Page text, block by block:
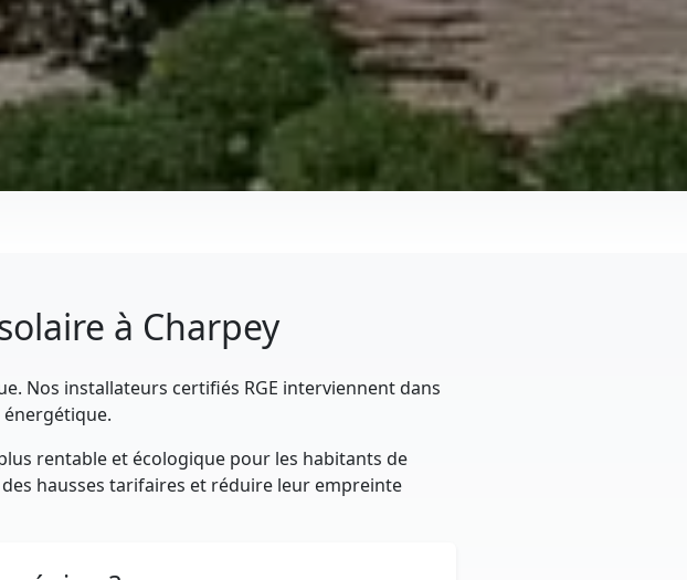
à Charpey
Nos installateurs certifiés RGE interviennent dans
rentable et écologique pour les habitants de
hausses tarifaires et réduire leur empreinte